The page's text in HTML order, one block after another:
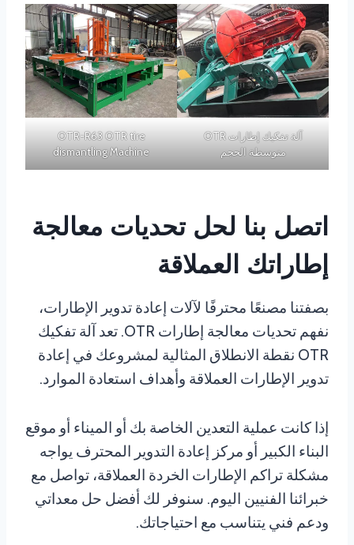
آلة تفكيك إطارات OTR
متوسطة الحجم
OTR-R63 OTR tire
dismantling Machine
اتصل بنا لحل تحديات معالجة
إطاراتك العملاقة
بصفتنا مصنعًا محترفًا لآلات إعادة تدوير الإطارات،
نفهم تحديات معالجة إطارات OTR. تعد آلة تفكيك
OTR نقطة الانطلاق المثالية لمشروعك في إعادة
تدوير الإطارات العملاقة وأهداف استعادة الموارد.
إذا كانت عملية التعدين الخاصة بك أو الميناء أو موقع
البناء الكبير أو مركز إعادة التدوير المحترف يواجه
مشكلة تراكم الإطارات الخردة العملاقة، تواصل مع
خبرائنا الفنيين اليوم. سنوفر لك أفضل حل معداتي
ودعم فني يتناسب مع احتياجاتك.